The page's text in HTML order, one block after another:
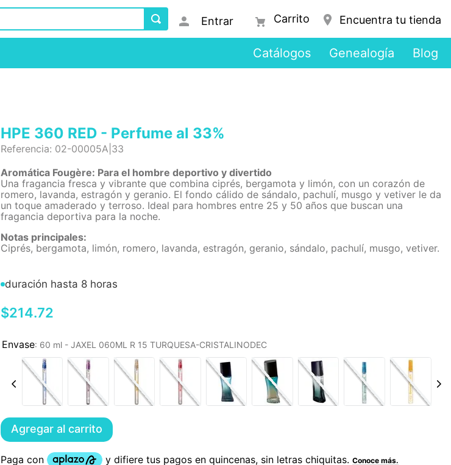
Entrar Encuentra tu tienda
Catálogos Genealogía Blog
HPE 360 RED - Perfume al 33%
Referencia: 02-00005A|33
Aromática Fougère: Para el hombre deportivo y divertido
Una fragancia fresca y vibrante que combina ciprés, bergamota y limón, con un corazón de
romero, lavanda, estragón y geranio. El fondo cálido de sándalo, pachulí, musgo y vetiver le da
un toque amaderado y terroso. Ideal para hombres entre 25 y 50 años que buscan una
fragancia deportiva para la noche.
Notas principales:
Ciprés, bergamota, limón, romero, lavanda, estragón, geranio, sándalo, pachulí, musgo, vetiver.
duración hasta 8 horas
$214.72
: 60 ml - JAXEL 060ML R 15 TURQUESA-CRISTALINODEC
Agregar al carrito